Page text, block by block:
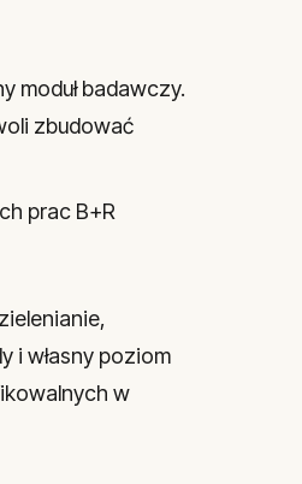
moduł badawczy.
zbudować
prac B+R
i własny poziom
w